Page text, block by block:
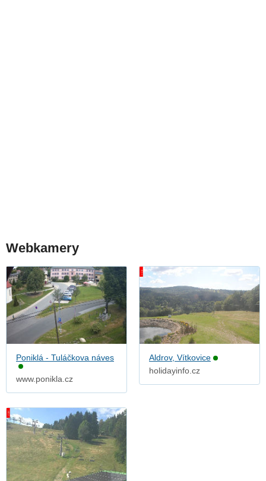
Webkamery
Poniklá - Tuláčkova náves
www.ponikla.cz
Aldrov, Vítkovice
holidayinfo.cz